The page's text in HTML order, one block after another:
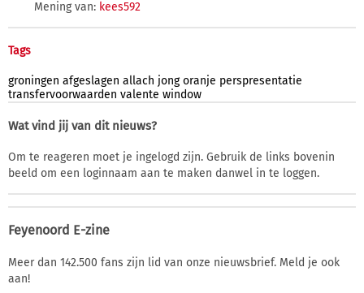
Mening van: kees592
Tags
groningen afgeslagen allach jong oranje perspresentatie
transfervoorwaarden valente window
Wat vind jij van dit nieuws?
Om te reageren moet je ingelogd zijn. Gebruik de links bovenin
beeld om een loginnaam aan te maken danwel in te loggen.
Feyenoord E-zine
Meer dan 142.500 fans zijn lid van onze nieuwsbrief. Meld je ook
aan!